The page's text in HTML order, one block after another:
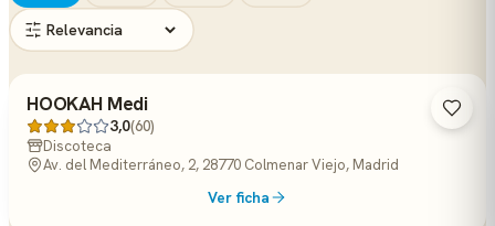
HOOKAH Medi
3,0(60)
Discoteca
Av. del Mediterráneo, 2, 28770 Colmenar Viejo, Madrid
Ver ficha